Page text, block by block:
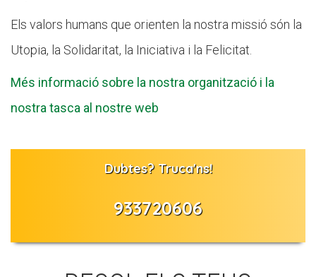
Els valors humans que orienten la nostra missió són la
Utopia, la Solidaritat, la Iniciativa i la Felicitat.
Més informació sobre la nostra organització i la
nostra tasca al nostre web
Dubtes? Truca'ns!
933720606